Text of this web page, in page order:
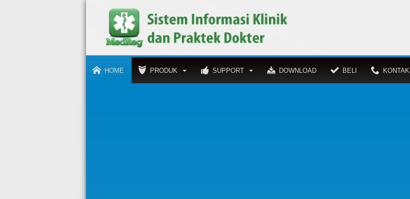
HOME PRODUK SUPPORT DOWNLOAD BELI KONTAK